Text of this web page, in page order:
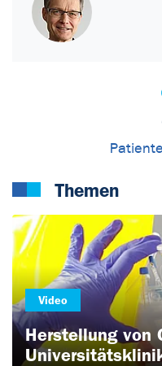
Themen
Video
Herstellung von